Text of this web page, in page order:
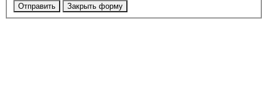
Отправить Закрыть форму